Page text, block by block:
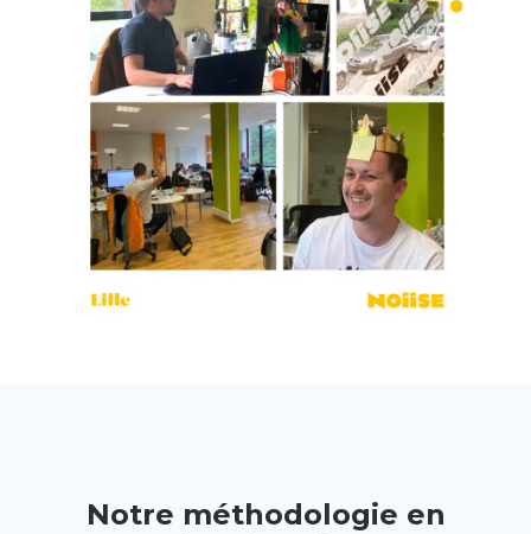
Notre méthodologie en